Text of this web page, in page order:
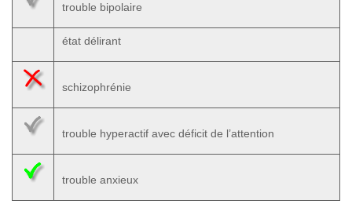
trouble bipolaire
état délirant
schizophrénie
trouble hyperactif avec déficit de l’attention
trouble anxieux